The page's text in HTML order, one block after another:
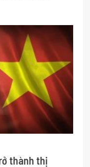
thành thị